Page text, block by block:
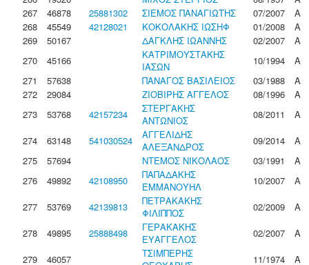
267
46878 25881302 ΣΙΕΜΟΣ ΠΑΝΑΓΙΩΤΗΣ 07/2007
Α
268
45549 42128021 ΚΟΚΟΛΑΚΗΣ ΙΩΣΗΦ 01/2008
Α
269
50167 ΔΑΓΚΛΗΣ ΙΩΑΝΝΗΣ 02/2007
Α
270
45166
ΚΑΤΡΙΜΟΥΣΤΑΚΗΣ
ΙΑΣΩΝ
10/1994
Α
271
57638 ΠΑΝΑΓΟΣ ΒΑΣΙΛΕΙΟΣ 03/1988
Α
272
29084 ΖΙΟΒΙΡΗΣ ΑΓΓΕΛΟΣ 08/1996
Α
273
53768 42157234
ΣΤΕΡΓΑΚΗΣ
ΑΝΤΩΝΙΟΣ
08/2011
Α
274
63148 541030524
ΑΓΓΕΛΙΔΗΣ
ΑΛΕΞΑΝΔΡΟΣ
09/2014
Α
275
57694 ΝΤΕΜΟΣ ΝΙΚΟΛΑΟΣ 03/1991
Α
276
49892 42108950
ΠΑΠΑΔΑΚΗΣ
ΕΜΜΑΝΟΥΗΛ
10/2007
Α
277
53769 42139813
ΠΕΤΡΑΚΑΚΗΣ
ΦΙΛΙΠΠΟΣ
02/2009
Α
278
49895 25888498
ΓΕΡΑΚΑΚΗΣ
ΕΥΑΓΓΕΛΟΣ
02/2007
Α
279
46057
ΤΣΙΜΠΕΡΗΣ
11/1974
Α